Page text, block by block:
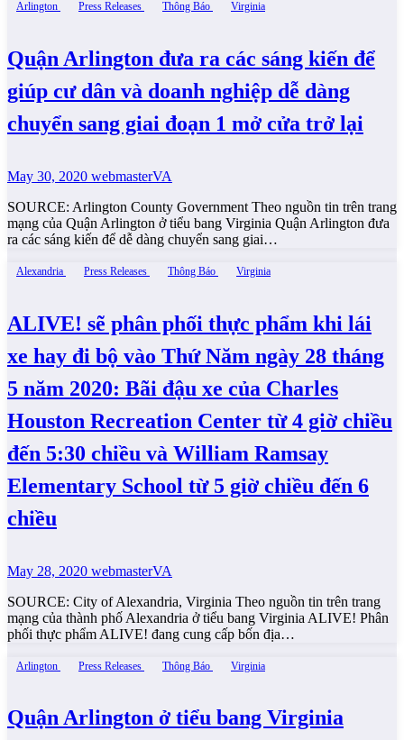
Arlington Press Releases Thông Báo Virginia
Quận Arlington đưa ra các sáng kiến ​​để
giúp cư dân và doanh nghiệp dễ dàng
chuyển sang giai đoạn 1 mở cửa trở lại
May 30, 2020 webmasterVA
SOURCE: Arlington County Government Theo nguồn tin trên trang
mạng của Quận Arlington ở tiểu bang Virginia Quận Arlington đưa
ra các sáng kiến ​​để dễ dàng chuyển sang giai…
Alexandria Press Releases Thông Báo Virginia
ALIVE! sẽ phân phối thực phẩm khi lái
xe hay đi bộ vào Thứ Năm ngày 28 tháng
5 năm 2020: Bãi đậu xe của Charles
Houston Recreation Center từ 4 giờ chiều
đến 5:30 chiều và William Ramsay
Elementary School từ 5 giờ chiều đến 6
chiều
May 28, 2020 webmasterVA
SOURCE: City of Alexandria, Virginia Theo nguồn tin trên trang
mạng của thành phố Alexandria ở tiểu bang Virginia ALIVE! Phân
phối thực phẩm ALIVE! đang cung cấp bốn địa…
Arlington Press Releases Thông Báo Virginia
Quận Arlington ở tiểu bang Virginia